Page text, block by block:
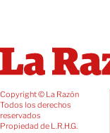
Copyright © La Razón
Todos los derechos
reservados
Propiedad de L.R.H.G.